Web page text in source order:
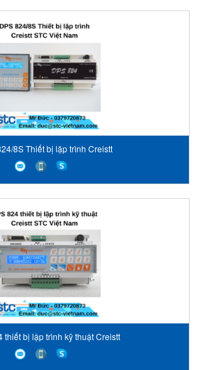
8S Thiết bị lặp trình Creistt
thiết bị lập trình kỹ thuật Creistt